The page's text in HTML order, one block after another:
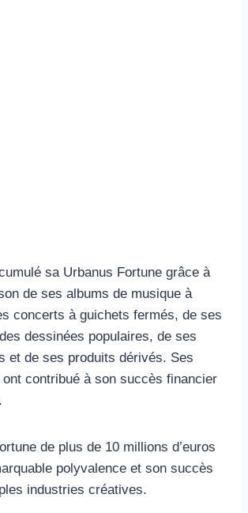
sa Urbanus Fortune grâce à
de ses albums de musique à
concerts à guichets fermés, de ses
dessinées populaires, de ses
et de ses produits dérivés. Ses
contribué à son succès financier
de plus de 10 millions d’euros
polyvalence et son succès
industries créatives.